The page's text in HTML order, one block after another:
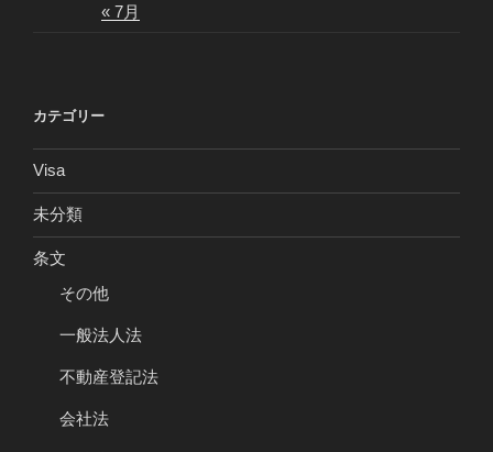
« 7月
カテゴリー
Visa
未分類
条文
その他
一般法人法
不動産登記法
会社法